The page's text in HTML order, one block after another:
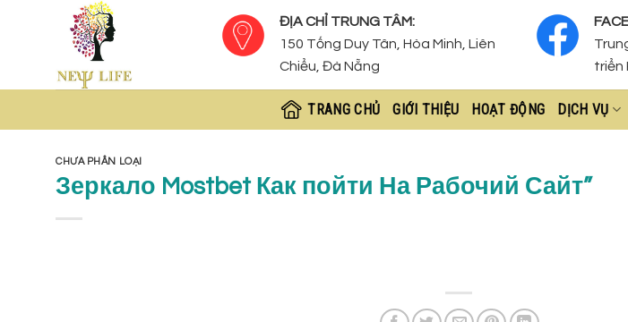
ĐỊA CHỈ TRUNG TÂM:
150 Tống Duy Tân, Hòa Minh, Liên
Chiểu, Đà Nẵng
triển
TRANG CHỦ GIỚI THIỆU HOẠT ĐỘNG DỊCH VỤ
CHƯA PHÂN LOẠI
Зеркало Mostbet Как пойти На Рабочий Сайт”